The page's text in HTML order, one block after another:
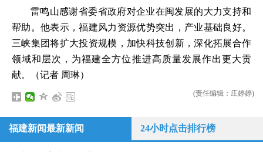
雷鸣山感谢省委省政府对企业在闽发展的大力支持和
帮助。他表示，福建风力资源优势突出，产业基础良好。
三峡集团将扩大投资规模，加快科技创新，深化拓展合作
领域和层次，为福建全方位推进高质量发展作出更大贡
献。（记者 周琳）
(责任编辑：庄婷婷)
福建新闻最新新闻 24小时点击排行榜